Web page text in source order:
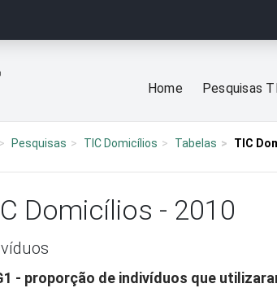
Home Pesquisas
Pesquisas TIC Domicílios Tabelas TIC
Domicílios - 2010
- proporção de indivíduos que